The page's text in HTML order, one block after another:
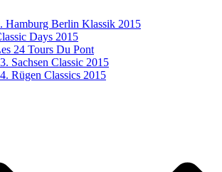
Hamburg Berlin Klassik 2015
Days 2015
24 Tours Du Pont
Sachsen Classic 2015
Rügen Classics 2015